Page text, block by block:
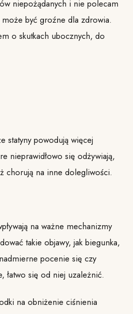
niepożądanych i nie polecam
być groźne dla zdrowia.
o skutkach ubocznych, do
statyny powodują więcej
nieprawidłowo się odżywiają,
chorują na inne dolegliwości.
na ważne mechanizmy
takie objawy, jak biegunka,
pocenie się czy
łatwo się od niej uzależnić.
na obniżenie ciśnienia